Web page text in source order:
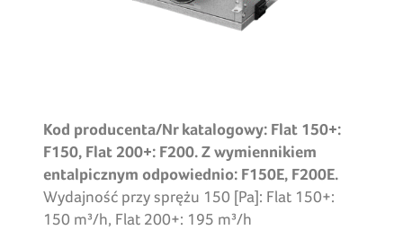
Kod producenta/Nr katalogowy: Flat 150+:
F150, Flat 200+: F200. Z wymiennikiem
entalpicznym odpowiednio: F150E, F200E.
Wydajność przy sprężu 150 [Pa]: Flat 150+:
150 m³/h, Flat 200+: 195 m³/h